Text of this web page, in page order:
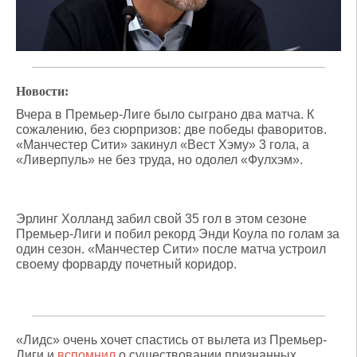
Новости:
Вчера в Премьер-Лиге было сыграно два матча. К
сожалению, без сюрпризов: две победы фаворитов.
«Манчестер Сити» закинул «Вест Хэму» 3 гола, а
«Ливерпуль» не без труда, но одолел «Фулхэм».
Эрлинг Холланд забил свой 35 гол в этом сезоне
Премьер-Лиги и побил рекорд Энди Коула по голам за
один сезон. «Манчестер Сити» после матча устроил
своему форварду почетный коридор.
«Лидс» очень хочет спастись от вылета из Премьер-